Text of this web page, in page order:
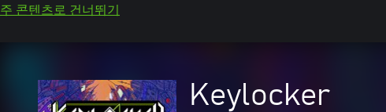
주 콘텐츠로 건너뛰기
Keylocker